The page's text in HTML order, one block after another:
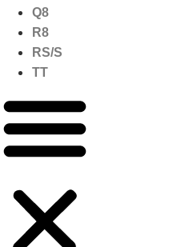
Q8
R8
RS/S
TT